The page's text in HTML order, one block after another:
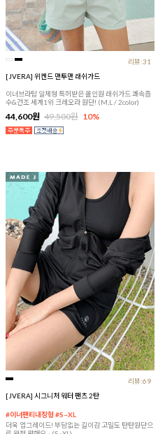
리뷰:31
[JVERA] 위켄드 맨투맨 래쉬가드
이너브라탑 일체형 특허받은 올인원 래쉬가드 쾌속흡
수&건조 세계1위 크레오라 원단! (M,L / 2color)
44,600원 49,500원 10%
리뷰:69
[JVERA] 시그니처 워터 팬츠 2탄
#이너팬티내장형 #S~XL
더욱 업그레이드! 부담없는 길이감 고밀도 탄탄원단으